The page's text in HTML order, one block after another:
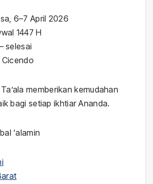
6–7 April 2026
1447 H
selesai
Cicendo
memberikan kemudahan
bagi setiap ikhtiar Ananda.
‘alamin